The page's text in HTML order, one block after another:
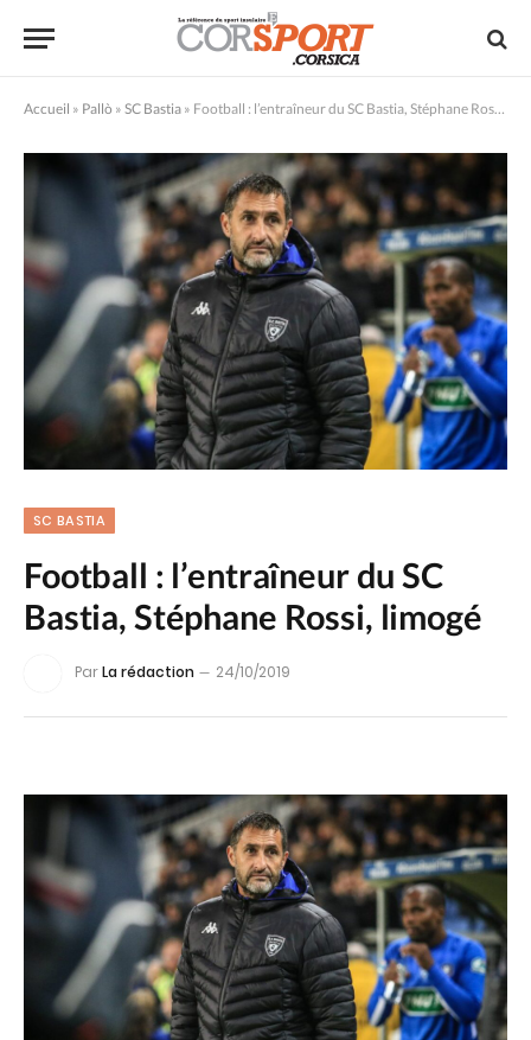
Accueil » Pallò » SC Bastia » Football : l’entraîneur du SC Bastia, Stéphane Rossi, limogé
SC BASTIA
Football : l’entraîneur du SC
Bastia, Stéphane Rossi, limogé
ParLa rédaction 24/10/2019